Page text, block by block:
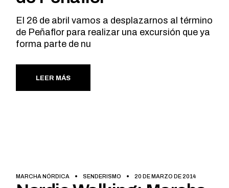
El 26 de abril vamos a desplazarnos al término
de Peñaflor para realizar una excursión que ya
forma parte de nu
LEER MÁS
MARCHA NÓRDICA SENDERISMO 20 DE MARZO DE 2014